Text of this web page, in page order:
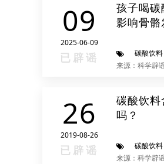
09
2025-06-09
已辟谣
孩子喝
影响骨骼
碳酸饮料
来源：科学辟
26
2019-08-26
已辟谣
碳酸饮
吗？
碳酸饮料
来源：科学辟